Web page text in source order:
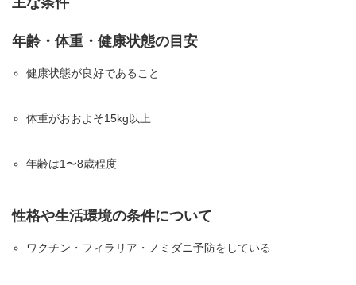
年齢・体重・健康状態の目安
健康状態が良好であること
体重がおおよそ15kg以上
年齢は1〜8歳程度
性格や生活環境の条件について
ワクチン・フィラリア・ノミダニ予防をしている